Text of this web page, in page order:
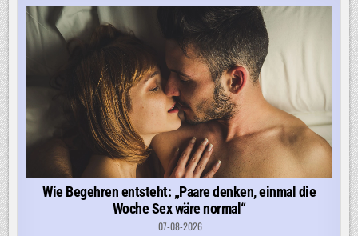
Wie Begehren entsteht: „Paare denken, einmal die
Woche Sex wäre normal“
07-08-2026